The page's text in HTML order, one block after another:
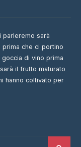
parleremo sarà
prima che ci portino
goccia di vino prima
il frutto maturato
hanno coltivato per